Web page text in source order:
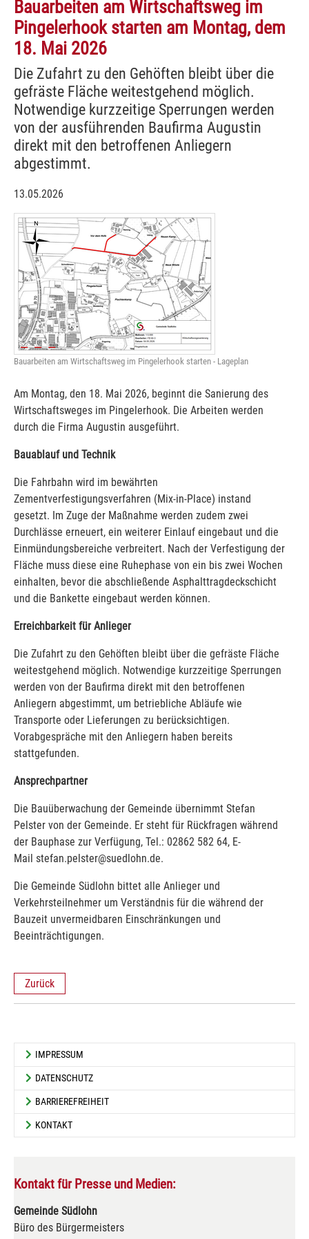
Bauarbeiten am Wirtschaftsweg im
Pingelerhook starten am Montag, dem
18. Mai 2026
Die Zufahrt zu den Gehöften bleibt über die
gefräste Fläche weitestgehend möglich.
Notwendige kurzzeitige Sperrungen werden
von der ausführenden Baufirma Augustin
direkt mit den betroffenen Anliegern
abgestimmt.
13.05.2026
Bauarbeiten am Wirtschaftsweg im Pingelerhook starten - Lageplan
Am Montag, den 18. Mai 2026, beginnt die Sanierung des
Wirtschaftsweges im Pingelerhook. Die Arbeiten werden
durch die Firma Augustin ausgeführt.
Bauablauf und Technik
Die Fahrbahn wird im bewährten
Zementverfestigungsverfahren (Mix-in-Place) instand
gesetzt. Im Zuge der Maßnahme werden zudem zwei
Durchlässe erneuert, ein weiterer Einlauf eingebaut und die
Einmündungsbereiche verbreitert. Nach der Verfestigung der
Fläche muss diese eine Ruhephase von ein bis zwei Wochen
einhalten, bevor die abschließende Asphalttragdeckschicht
und die Bankette eingebaut werden können.
Erreichbarkeit für Anlieger
Die Zufahrt zu den Gehöften bleibt über die gefräste Fläche
weitestgehend möglich. Notwendige kurzzeitige Sperrungen
werden von der Baufirma direkt mit den betroffenen
Anliegern abgestimmt, um betriebliche Abläufe wie
Transporte oder Lieferungen zu berücksichtigen.
Vorabgespräche mit den Anliegern haben bereits
stattgefunden.
Ansprechpartner
Die Bauüberwachung der Gemeinde übernimmt Stefan
Pelster von der Gemeinde. Er steht für Rückfragen während
der Bauphase zur Verfügung, Tel.: 02862 582 64, E-
Mail stefan.pelster@suedlohn.de.
Die Gemeinde Südlohn bittet alle Anlieger und
Verkehrsteilnehmer um Verständnis für die während der
Bauzeit unvermeidbaren Einschränkungen und
Beeinträchtigungen.
Zurück
IMPRESSUM
DATENSCHUTZ
BARRIEREFREIHEIT
KONTAKT
Kontakt für Presse und Medien:
Gemeinde Südlohn
Büro des Bürgermeisters